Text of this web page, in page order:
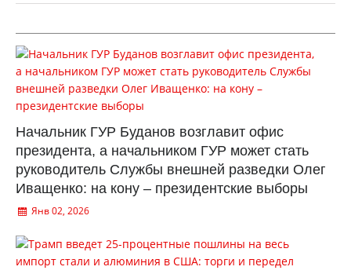
Начальник ГУР Буданов возглавит офис
президента, а начальником ГУР может стать
руководитель Службы внешней разведки Олег
Иващенко: на кону – президентские выборы
Янв 02, 2026